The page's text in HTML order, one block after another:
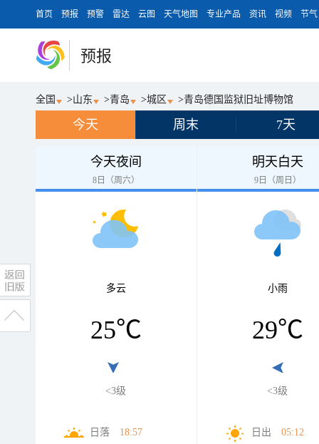
首页 预报 预警 雷达 云图 天气地图 专业产品 资讯 视频 节气
预报
全国 >山东 >青岛 >城区 >青岛德国监狱旧址博物馆
今天 周末 7天
今天夜间
8日（周六）
多云
25℃
<3级
日落 18:57
明天白天
9日（周日）
小雨
29℃
<3级
日出 05:12